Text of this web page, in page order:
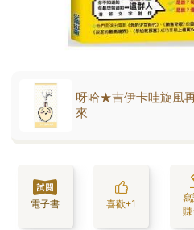
呀哈★吉伊卡哇旋風
來
電子書 喜歡+1